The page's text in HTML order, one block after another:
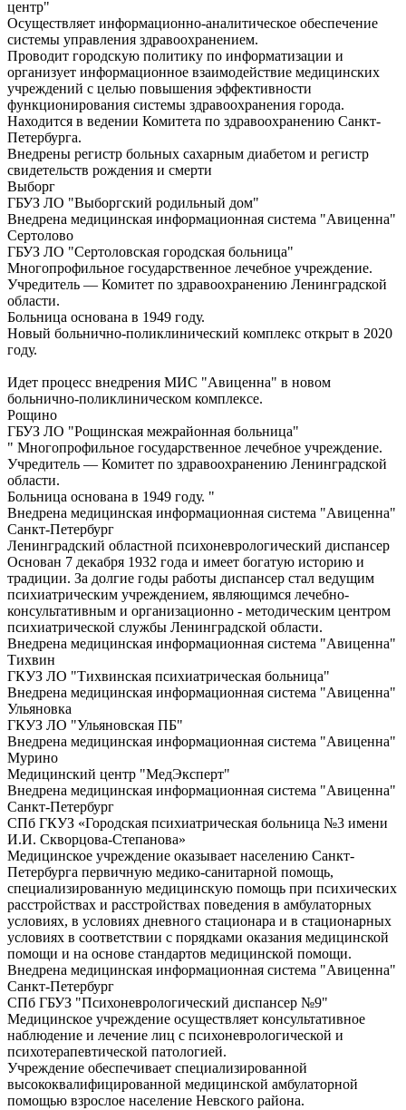
центр"
Осуществляет информационно-аналитическое обеспечение
системы управления здравоохранением.
Проводит городскую политику по информатизации и
организует информационное взаимодействие медицинских
учреждений с целью повышения эффективности
функционирования системы здравоохранения города.
Находится в ведении Комитета по здравоохранению Санкт-
Петербурга.
Внедрены регистр больных сахарным диабетом и регистр
свидетельств рождения и смерти
Выборг
ГБУЗ ЛО "Выборгский родильный дом"
Внедрена медицинская информационная система "Авиценна"
Сертолово
ГБУЗ ЛО "Сертоловская городская больница"
Многопрофильное государственное лечебное учреждение.
Учредитель — Комитет по здравоохранению Ленинградской
области.
Больница основана в 1949 году.
Новый больнично-поликлинический комплекс открыт в 2020
году.
Идет процесс внедрения МИС "Авиценна" в новом
больнично-поликлиническом комплексе.
Рощино
ГБУЗ ЛО "Рощинская межрайонная больница"
" Многопрофильное государственное лечебное учреждение.
Учредитель — Комитет по здравоохранению Ленинградской
области.
Больница основана в 1949 году. "
Внедрена медицинская информационная система "Авиценна"
Санкт-Петербург
Ленинградский областной психоневрологический диспансер
Основан 7 декабря 1932 года и имеет богатую историю и
традиции. За долгие годы работы диспансер стал ведущим
психиатрическим учреждением, являющимся лечебно-
консультативным и организационно - методическим центром
психиатрической службы Ленинградской области.
Внедрена медицинская информационная система "Авиценна"
Тихвин
ГКУЗ ЛО "Тихвинская психиатрическая больница"
Внедрена медицинская информационная система "Авиценна"
Ульяновка
ГКУЗ ЛО "Ульяновская ПБ"
Внедрена медицинская информационная система "Авиценна"
Мурино
Медицинский центр "МедЭксперт"
Внедрена медицинская информационная система "Авиценна"
Санкт-Петербург
СПб ГКУЗ «Городская психиатрическая больница №3 имени
И.И. Скворцова-Степанова»
Медицинское учреждение оказывает населению Санкт-
Петербурга первичную медико-санитарной помощь,
специализированную медицинскую помощь при психических
расстройствах и расстройствах поведения в амбулаторных
условиях, в условиях дневного стационара и в стационарных
условиях в соответствии с порядками оказания медицинской
помощи и на основе стандартов медицинской помощи.
Внедрена медицинская информационная система "Авиценна"
Санкт-Петербург
СПб ГБУЗ "Психоневрологический диспансер №9"
Медицинское учреждение осуществляет консультативное
наблюдение и лечение лиц с психоневрологической и
психотерапевтической патологией.
Учреждение обеспечивает специализированной
высококвалифицированной медицинской амбулаторной
помощью взрослое население Невского района.